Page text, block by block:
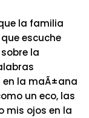
la familia
escuche
la
en la maÃ±ana
un eco, las
mis ojos en la